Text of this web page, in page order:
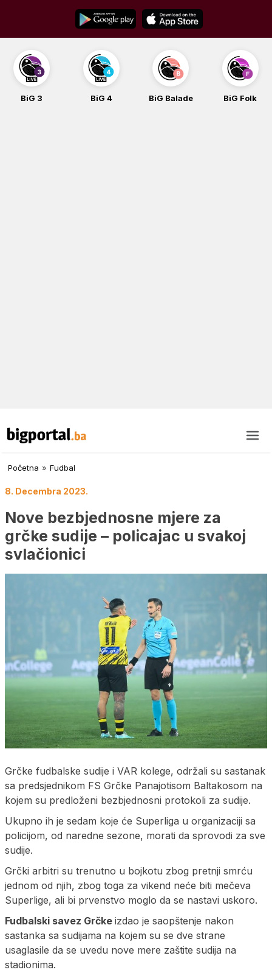
content
BiG 3 BiG 4 BiG Balade BiG Folk
Početna » Fudbal
8. Decembra 2023.
Nove bezbjednosne mjere za
grčke sudije – policajac u svakoj
svlačionici
Grčke fudbalske sudije i VAR kolege, održali su sastanak
sa predsjednikom FS Grčke Panajotisom Baltakosom na
kojem su predloženi bezbjednosni protokoli za sudije.
Ukupno ih je sedam koje će Superliga u organizaciji sa
policijom, od naredne sezone, morati da sprovodi za sve
sudije.
Grčki arbitri su trenutno u bojkotu zbog pretnji smrću
jednom od njih, zbog toga za vikend neće biti mečeva
Superlige, ali bi prvenstvo moglo da se nastavi uskoro.
Fudbalski savez Grčke izdao je saopštenje nakon
sastanka sa sudijama na kojem su se dve strane
usaglasile da se uvedu nove mere zaštite sudija na
stadionima.